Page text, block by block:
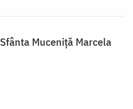
Sfânta Muceniță Marcela